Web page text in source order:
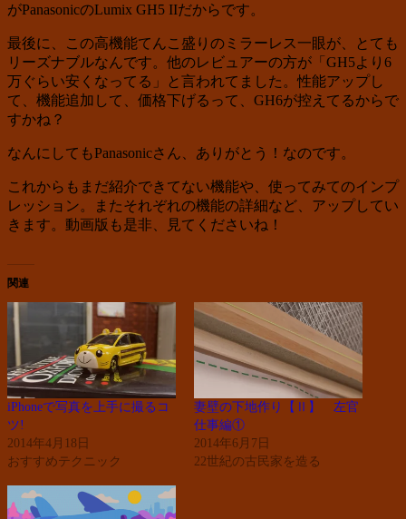
がPanasonicのLumix GH5 IIだからです。
最後に、この高機能てんこ盛りのミラーレス一眼が、とても
リーズナブルなんです。他のレビュアーの方が「GH5より6
万ぐらい安くなってる」と言われてました。性能アップし
て、機能追加して、価格下げるって、GH6が控えてるからで
すかね？
なんにしてもPanasonicさん、ありがとう！なのです。
これからもまだ紹介できてない機能や、使ってみてのインプ
レッション。またそれぞれの機能の詳細など、アップしてい
きます。動画版も是非、見てくださいね！
関連
iPhoneで写真を上手に撮るコ
ツ!
2014年4月18日
おすすめテクニック
妻壁の下地作り【Ⅱ】 左官
仕事編①
2014年6月7日
22世紀の古民家を造る